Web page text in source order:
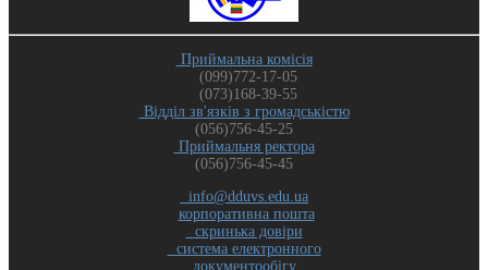
Приймальна комісія
(099)772-17-05
(073)168-39-55
Відділ зв'язків з громадськістю
(056)756-45-25
Приймальня ректора
(056)756-45-45
info@dduvs.edu.ua
корпоративна пошта
скринька довіри
система електронного
документообігу